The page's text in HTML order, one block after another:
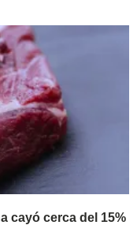
cayó cerca del 15%